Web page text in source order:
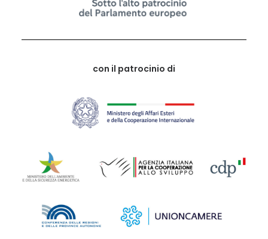
con il patrocinio di